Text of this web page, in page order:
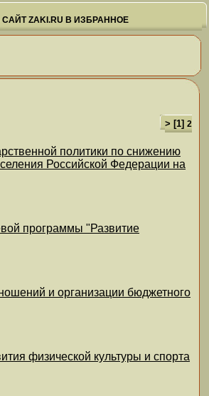
ZAKI.RU В ИЗБРАННОЕ
> [1] 2
политики по снижению
Российской Федерации на
программы "Развитие
и организации бюджетного
физической культуры и спорта